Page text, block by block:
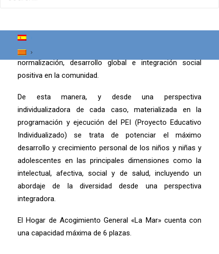
y complementada por un espectro diversificado de
programas de actuación orientados hacia la
normalización, desarrollo global e integración social
positiva en la comunidad.
De esta manera, y desde una perspectiva
individualizadora de cada caso, materializada en la
programación y ejecución del PEI (Proyecto Educativo
Individualizado) se trata de potenciar el máximo
desarrollo y crecimiento personal de los niños y niñas y
adolescentes en las principales dimensiones como la
intelectual, afectiva, social y de salud, incluyendo un
abordaje de la diversidad desde una perspectiva
integradora.
El Hogar de Acogimiento General «La Mar» cuenta con
una capacidad máxima de 6 plazas.